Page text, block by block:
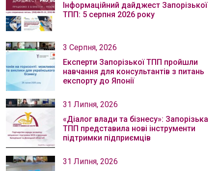
Інформаційний дайджест Запорізької
ТПП: 5 серпня 2026 року
3 Серпня, 2026
Експерти Запорізької ТПП пройшли
навчання для консультантів з питань
експорту до Японії
31 Липня, 2026
«Діалог влади та бізнесу»: Запорізька
ТПП представила нові інструменти
підтримки підприємців
31 Липня, 2026